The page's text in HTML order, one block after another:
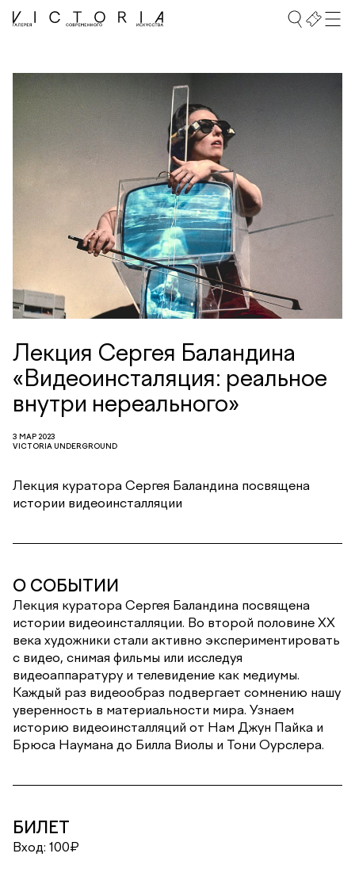
Лекция Сергея Баландина
«Видеоинсталяция: реальное
внутри нереального»
3 МАР 2023
VICTORIA UNDERGROUND
Лекция куратора Сергея Баландина посвящена
истории видеоинсталляции
О СОБЫТИИ
Лекция куратора Сергея Баландина посвящена
истории видеоинсталляции. Во второй половине ХХ
века художники стали активно экспериментировать
с видео, снимая фильмы или исследуя
видеоаппаратуру и телевидение как медиумы.
Каждый раз видеообраз подвергает сомнению нашу
уверенность в материальности мира. Узнаем
историю видеоинсталляций от Нам Джун Пайка и
Брюса Наумана до Билла Виолы и Тони Оурслера.
БИЛЕТ
Вход: 100₽